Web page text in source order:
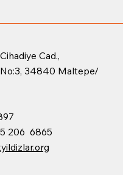
Cad.,
34840 Maltepe/
206 6865